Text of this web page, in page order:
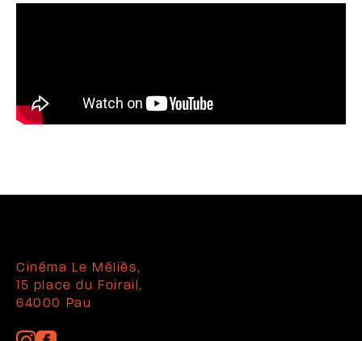
Cinéma Le Méliès,
15 place du Foirail,
64000 Pau